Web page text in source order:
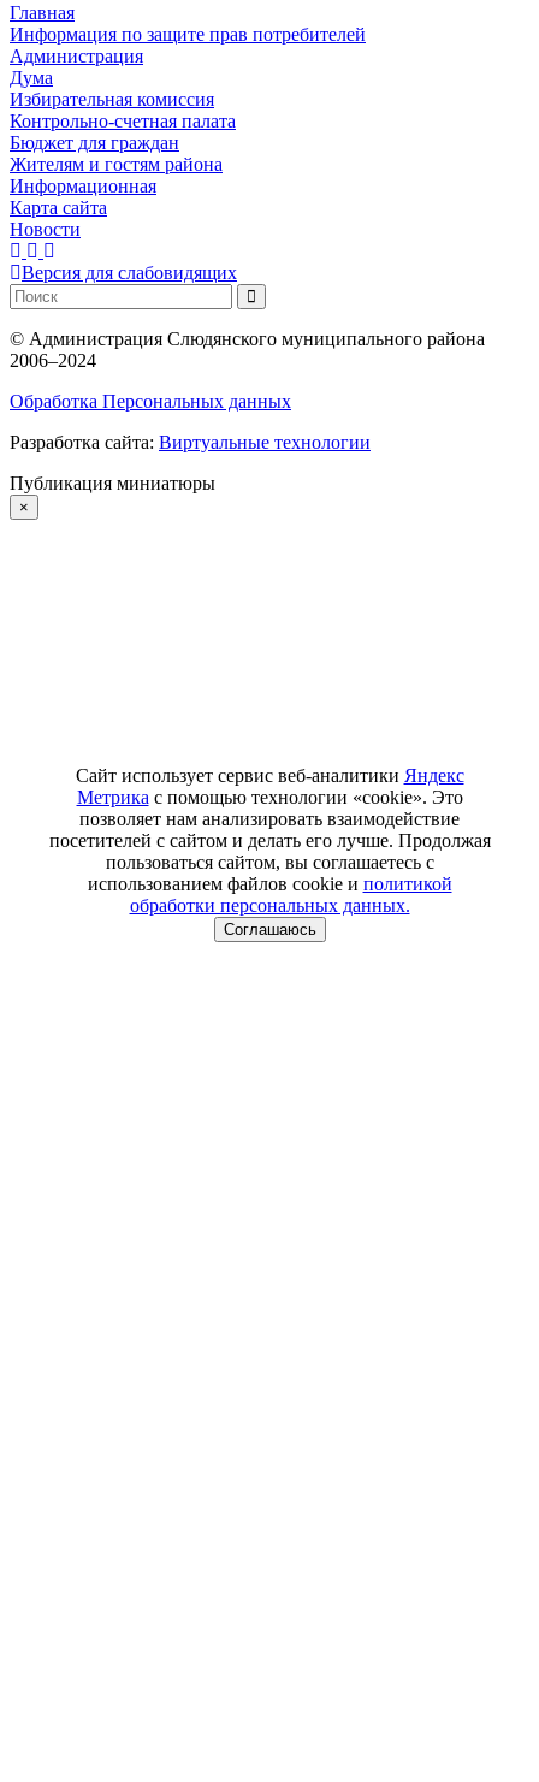
Главная
Информация по защите прав потребителей
Администрация
Дума
Избирательная комиссия
Контрольно-счетная палата
Бюджет для граждан
Жителям и гостям района
Информационная
Карта сайта
Новости
Версия для слабовидящих
© Администрация Слюдянского муниципального района
2006–2024
Обработка Персональных данных
Разработка сайта: Виртуальные технологии
Публикация миниатюры
×
Сайт использует сервис веб-аналитики Яндекс
Метрика с помощью технологии «cookie». Это
позволяет нам анализировать взаимодействие
посетителей с сайтом и делать его лучше. Продолжая
пользоваться сайтом, вы соглашаетесь с
использованием файлов cookie и политикой
обработки персональных данных.
Соглашаюсь